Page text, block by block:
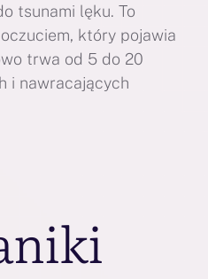
tsunami lęku. To
który pojawia
trwa od 5 do 20
i nawracających